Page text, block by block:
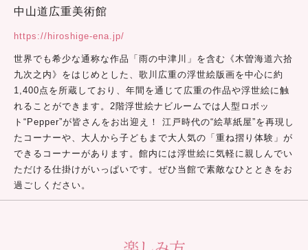
中山道広重美術館
https://hiroshige-ena.jp/
世界でも希少な通称な作品「雨の中津川」を含む《木曽海道六拾
九次之内》をはじめとした、歌川広重の浮世絵版画を中心に約
1,400点を所蔵しており、年間を通じて広重の作品や浮世絵に触
れることができます。2階浮世絵ナビルームでは人型ロボッ
ト“Pepper”が皆さんをお出迎え！ 江戸時代の“絵草紙屋”を再現し
たコーナーや、大人から子どもまで大人気の「重ね摺り体験」が
できるコーナーがあります。館内には浮世絵に気軽に親しんでい
ただける仕掛けがいっぱいです。ぜひ当館で素敵なひとときをお
過ごしください。